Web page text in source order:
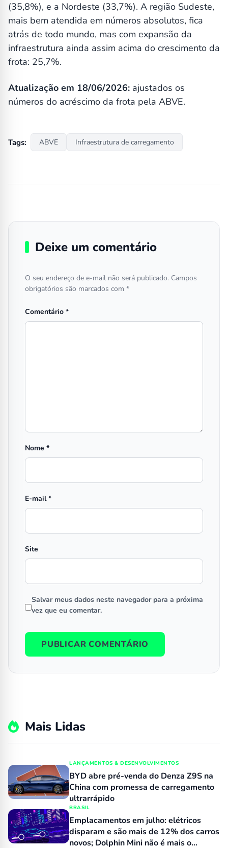
(35,8%), e a Nordeste (33,7%). A região Sudeste,
mais bem atendida em números absolutos, fica
atrás de todo mundo, mas com expansão da
infraestrutura ainda assim acima do crescimento da
frota: 25,7%.
Atualização em 18/06/2026: ajustados os
números do acréscimo da frota pela ABVE.
Tags: ABVE Infraestrutura de carregamento
Deixe um comentário
O seu endereço de e-mail não será publicado. Campos
obrigatórios são marcados com *
Comentário *
Nome *
E-mail*
Site
Salvar meus dados neste navegador para a próxima
vez que eu comentar.
Mais Lidas
LANÇAMENTOS & DESENVOLVIMENTOS
BYD abre pré-venda do Denza Z9S na
China com promessa de carregamento
ultrarrápido
BRASIL
Emplacamentos em julho: elétricos
disparam e são mais de 12% dos carros
novos; Dolphin Mini não é mais o